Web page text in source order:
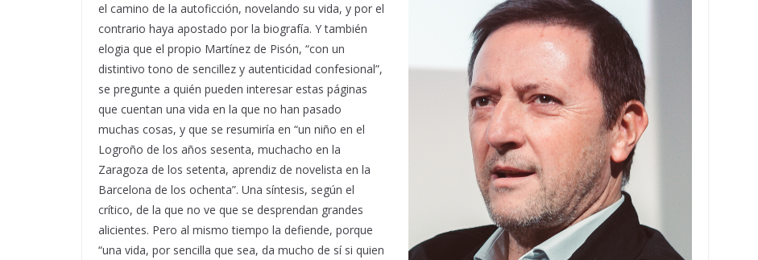
el camino de la autoficción, novelando su vida, y por el
contrario haya apostado por la biografía. Y también
elogia que el propio Martínez de Pisón, “con un
distintivo tono de sencillez y autenticidad confesional”,
se pregunte a quién pueden interesar estas páginas
que cuentan una vida en la que no han pasado
muchas cosas, y que se resumiría en “un niño en el
Logroño de los años sesenta, muchacho en la
Zaragoza de los setenta, aprendiz de novelista en la
Barcelona de los ochenta”. Una síntesis, según el
crítico, de la que no ve que se desprendan grandes
alicientes. Pero al mismo tiempo la defiende, porque
“una vida, por sencilla que sea, da mucho de sí si quien